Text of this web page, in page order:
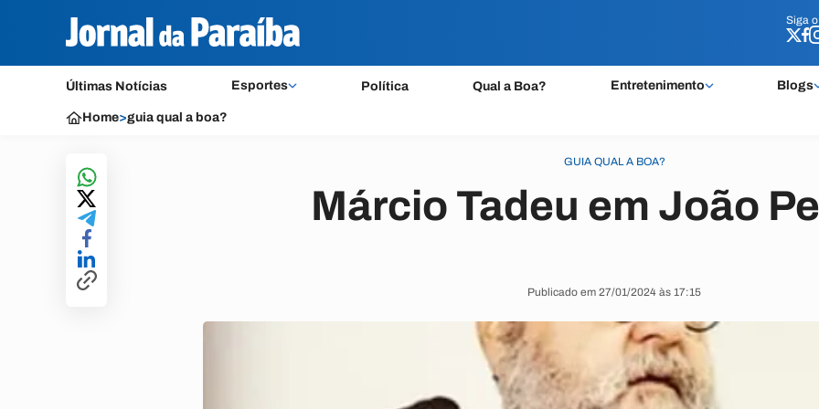
Siga o
Últimas Notícias Esportes Política Qual a Boa? Entretenimento Blogs
Siga o
Home>guia qual a boa?
GUIA QUAL A BOA?
Márcio Tadeu em João
Publicado em 27/01/2024 às 17:15